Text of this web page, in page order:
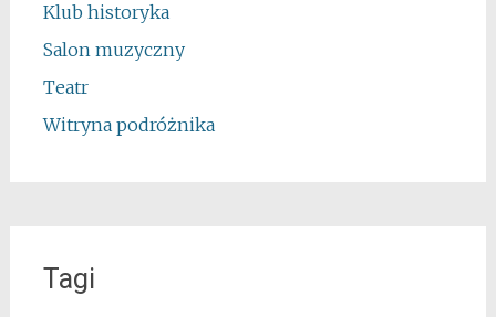
Klub historyka
Salon muzyczny
Teatr
Witryna podróżnika
Tagi